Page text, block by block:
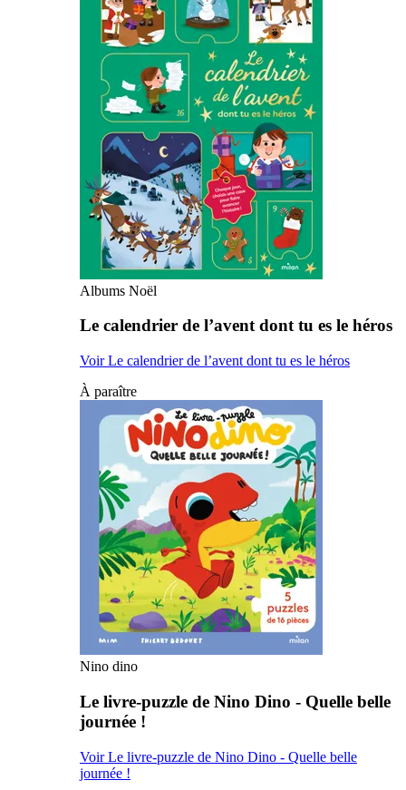
Albums Noël
Le calendrier de l’avent dont tu es le héros
Voir Le calendrier de l’avent dont tu es le héros
À paraître
Nino dino
Le livre-puzzle de Nino Dino - Quelle belle
journée !
Voir Le livre-puzzle de Nino Dino - Quelle belle
journée !